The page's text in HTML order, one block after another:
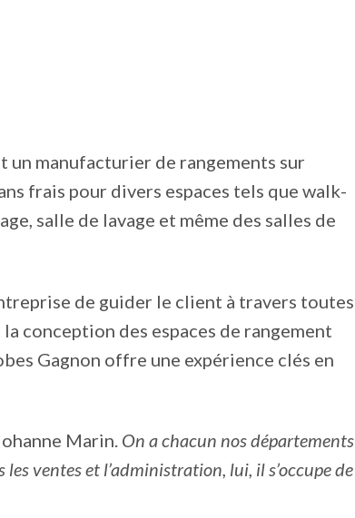
un manufacturier de rangements sur
frais pour divers espaces tels que walk-
salle de lavage et même des salles de
de guider le client à travers toutes
conception des espaces de rangement
Gagnon offre une expérience clés en
Marin.On a chacun nos départements
ventes et l’administration, lui, il s’occupe de